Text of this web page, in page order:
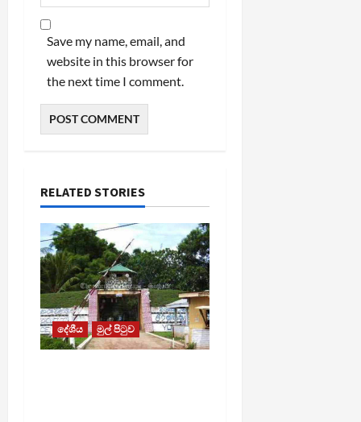
Save my name, email, and
website in this browser for
the next time I comment.
RELATED STORIES
දේශීය මුල් පිටුව